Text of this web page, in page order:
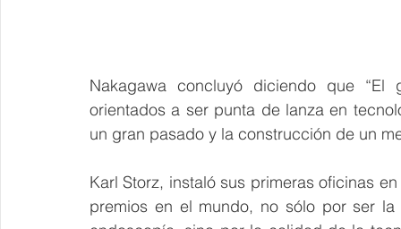
Nakagawa concluyó diciendo que
orientados a ser punta de lanza en
un gran pasado y la construcción de un
Karl Storz, instaló sus primeras oficinas
premios en el mundo, no sólo por ser